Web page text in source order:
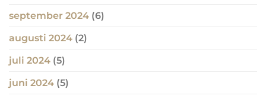
september 2024 (6)
augusti 2024 (2)
juli 2024 (5)
juni 2024 (5)